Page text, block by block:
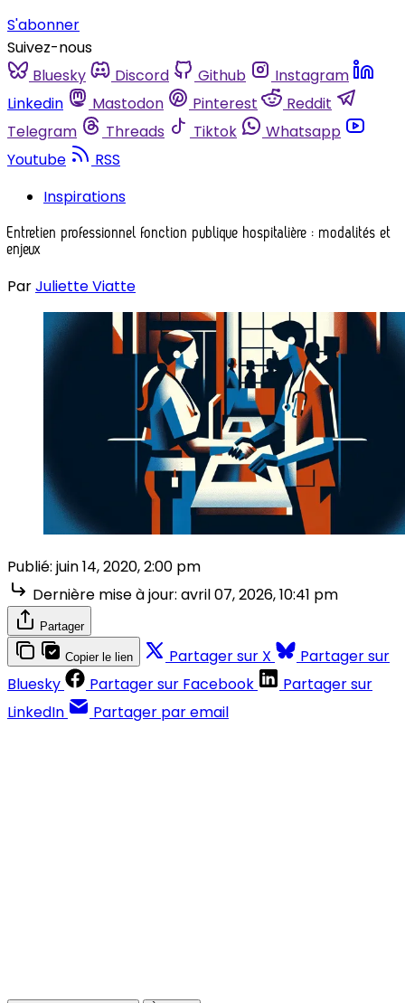
S'abonner
Suivez-nous
Bluesky
Discord Github
Instagram
Linkedin
Mastodon Pinterest
Reddit
Telegram
Threads Tiktok
Whatsapp
Youtube
RSS
Inspirations
Entretien professionnel fonction publique hospitalière : modalités et
enjeux
ParJuliette Viatte
Publié: juin 14, 2020, 2:00 pm
Dernière mise à jour: avril 07, 2026, 10:41 pm
Partager
Copier le lien Partager sur X
Partager sur
Bluesky
Partager sur Facebook
Partager sur
LinkedIn
Partager par email